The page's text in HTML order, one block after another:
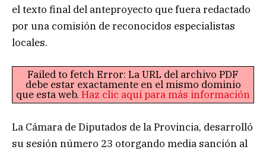
el texto final del anteproyecto que fuera redactado
por una comisión de reconocidos especialistas
locales.
Failed to fetch Error: La URL del archivo PDF
debe estar exactamente en el mismo dominio
que esta web. Haz clic aquí para más información
La Cámara de Diputados de la Provincia, desarrolló
su sesión número 23 otorgando media sanción al